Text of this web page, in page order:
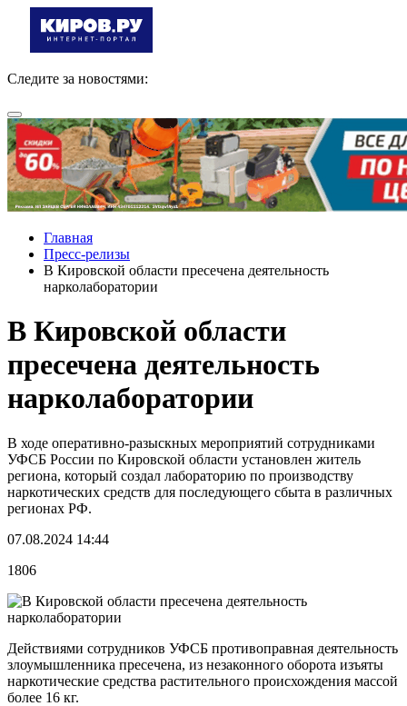
Следите за новостями:
Главная
Пресс-релизы
В Кировской области пресечена деятельность
нарколаборатории
В Кировской области
пресечена деятельность
нарколаборатории
В ходе оперативно-разыскных мероприятий сотрудниками
УФСБ России по Кировской области установлен житель
региона, который создал лабораторию по производству
наркотических средств для последующего сбыта в различных
регионах РФ.
07.08.2024 14:44
1806
Действиями сотрудников УФСБ противоправная деятельность
злоумышленника пресечена, из незаконного оборота изъяты
наркотические средства растительного происхождения массой
более 16 кг.